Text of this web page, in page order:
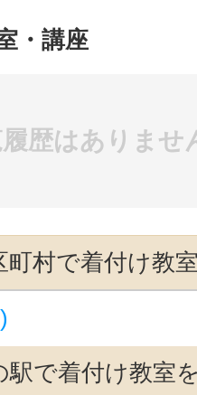
・講座
履歴はありませ
町村で着付け教
駅で着付け教室